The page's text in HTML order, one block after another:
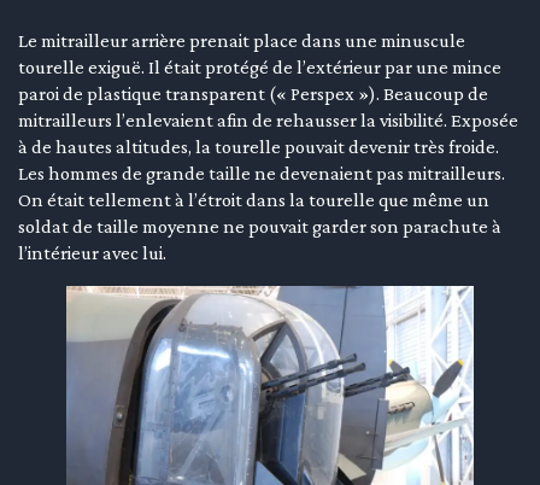
Le mitrailleur arrière prenait place dans une minuscule
tourelle exiguë. Il était protégé de l’extérieur par une mince
paroi de plastique transparent (« Perspex »). Beaucoup de
mitrailleurs l’enlevaient afin de rehausser la visibilité. Exposée
à de hautes altitudes, la tourelle pouvait devenir très froide.
Les hommes de grande taille ne devenaient pas mitrailleurs.
On était tellement à l’étroit dans la tourelle que même un
soldat de taille moyenne ne pouvait garder son parachute à
l’intérieur avec lui.